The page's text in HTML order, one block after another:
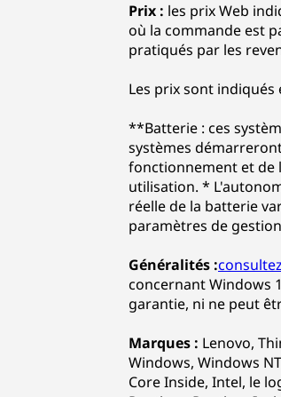
Prix : les prix Web
où la commande est
pratiqués par les
Les prix sont indiqués
**Batterie : ces
systèmes
fonctionnement et de
utilisation. *
réelle de la batterie
paramètres de
Généralités :
concernant Windows
garantie, ni ne peut
Marques : Lenovo,
Windows, Windows
Core Inside, Intel, le